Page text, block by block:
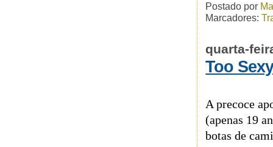
Postado por
Marcadores:
quarta-
Too
A precoce
(apenas 19
botas de